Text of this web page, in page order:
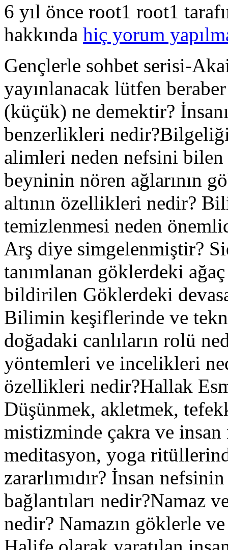
6 yıl önce root1 root1
hakkında hiç yorum
Gençlerle sohbet serisi-
yayınlanacak lütfen
(küçük) ne demektir?
benzerlikleri
alimleri neden nefsini
beyninin nören ağlarının
altının özellikleri nedir?
temizlenmesi neden
Arş diye simgelenmiştir?
tanımlanan göklerdeki
bildirilen Göklerdeki
Bilimin keşiflerinde ve
doğadaki canlıların rolü
yöntemleri ve incelikleri
özellikleri nedir?Hallak
Düşünmek, akletmek,
mistizminde çakra ve insan
meditasyon, yoga
zararlımıdır? İnsan
bağlantıları nedir?Namaz
nedir? Namazın göklerle